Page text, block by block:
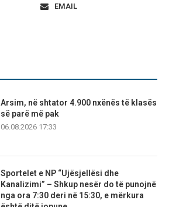
EMAIL
Arsim, në shtator 4.900 nxënës të klasës
së parë më pak
06.08.2026 17:33
Sportelet e NP “Ujësjellësi dhe
Kanalizimi” – Shkup nesër do të punojnë
nga ora 7:30 deri në 15:30, e mërkura